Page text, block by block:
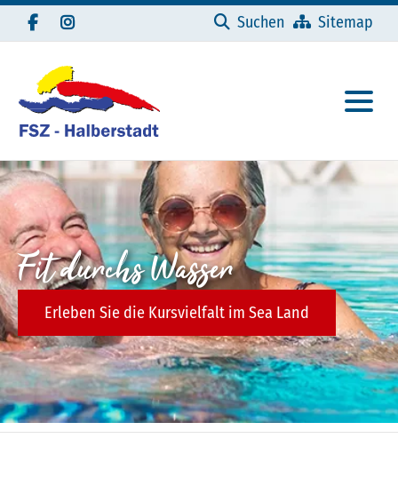
Navigation überspringen
Suchen
Sitemap
Fit durchs Wasser
Erleben Sie die Kursvielfalt im Sea Land